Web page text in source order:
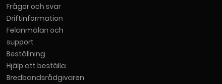
Frågor och svar
Driftinformation
Felanmälan och
support
Beställning
Hjälp att beställa
Bredbandsrådgivaren